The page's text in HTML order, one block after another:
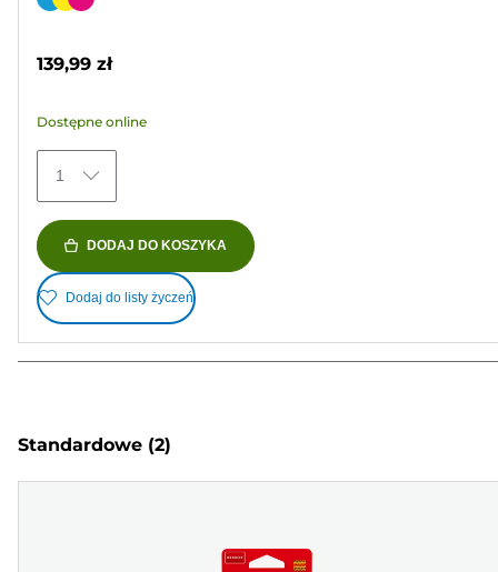
577
139,99 zł
Dostępne online
1
DODAJ DO KOSZYKA
Dodaj do listy życzeń
Standardowe (2)